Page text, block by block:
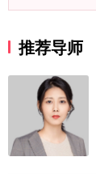
推荐导师